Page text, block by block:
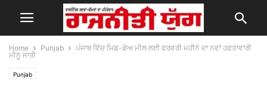
Home Punjab
ਪੰਜਾਬ ਵਿੱਚ ਮਿਡ-ਡੇਅ ਮੀਲ ਲਈ ਫਰਵਰੀ ਮਹੀਨੇ ਦਾ ਨਵਾਂ ਹਫ਼ਤਾਵਾਰੀ
ਮੀਨੂ ਜਾਰੀ
Punjab